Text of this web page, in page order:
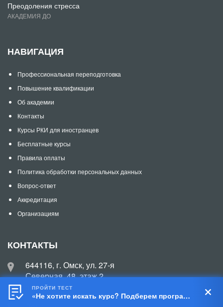
Преодоления стресса
АКАДЕМИЯ ДО
НАВИГАЦИЯ
Профессиональная переподготовка
Повышение квалификации
Об академии
Контакты
Курсы РКИ для иностранцев
Бесплатные курсы
Правила оплаты
Политика обработки персональных данных
Вопрос-ответ
Аккредитация
Организациям
КОНТАКТЫ
644116, г. Омск, ул. 27-я
Северная, 48, этаж 2,
офис 204
ПРОЙТИ ТЕСТ
«Не хотите искать курс? Подберем программу за 5 шагов!»